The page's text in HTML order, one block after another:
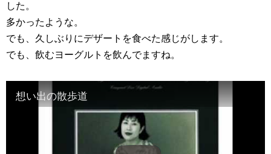
した。
多かったような。
でも、久しぶりにデザートを食べた感じがします。
でも、飲むヨーグルトを飲んでますね。
想い出の散歩道